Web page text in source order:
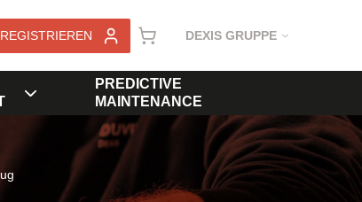
DEXIS GRUPPE
PREDICTIVE
MAINTENANCE